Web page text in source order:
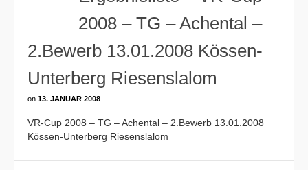
2008 – TG – Achental –
2.Bewerb 13.01.2008 Kössen-
Unterberg Riesenslalom
on 13. JANUAR 2008
VR-Cup 2008 – TG – Achental – 2.Bewerb 13.01.2008
Kössen-Unterberg Riesenslalom